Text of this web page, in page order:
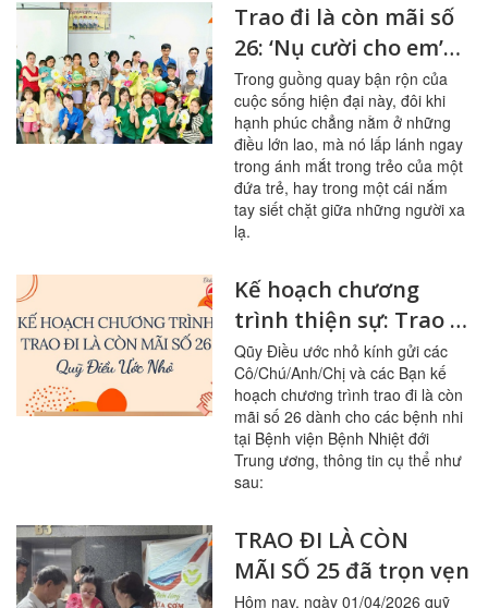
Trao đi là còn mãi số
26: ‘Nụ cười cho em’
tại Bệnh viện Nhiệt
đới Trung ương
Trong guồng quay bận rộn của
cuộc sống hiện đại này, đôi khi
hạnh phúc chẳng nằm ở những
điều lớn lao, mà nó lấp lánh ngay
trong ánh mắt trong trẻo của một
đứa trẻ, hay trong một cái nắm
tay siết chặt giữa những người xa
lạ.
Kế hoạch chương
trình thiện sự: Trao đi
là còn mãi số 26
Qũy Điều ước nhỏ kính gửi các
Cô/Chú/Anh/Chị và các Bạn kế
hoạch chương trình trao đi là còn
mãi số 26 dành cho các bệnh nhi
tại Bệnh viện Bệnh Nhiệt đới
Trung ương, thông tin cụ thể như
sau:
TRAO ĐI LÀ CÒN
MÃI SỐ 25 đã trọn vẹn
Hôm nay, ngày 01/04/2026 quỹ